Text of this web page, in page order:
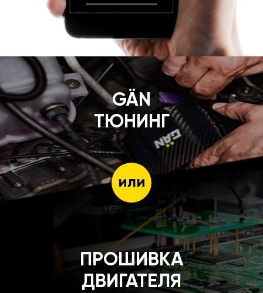
GÄN
ТЮНИНГ
или
ПРОШИВКА
ДВИГАТЕЛЯ